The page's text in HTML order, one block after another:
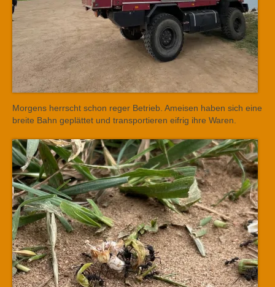
Morgens herrscht schon reger Betrieb. Ameisen haben sich eine
breite Bahn geplättet und transportieren eifrig ihre Waren.